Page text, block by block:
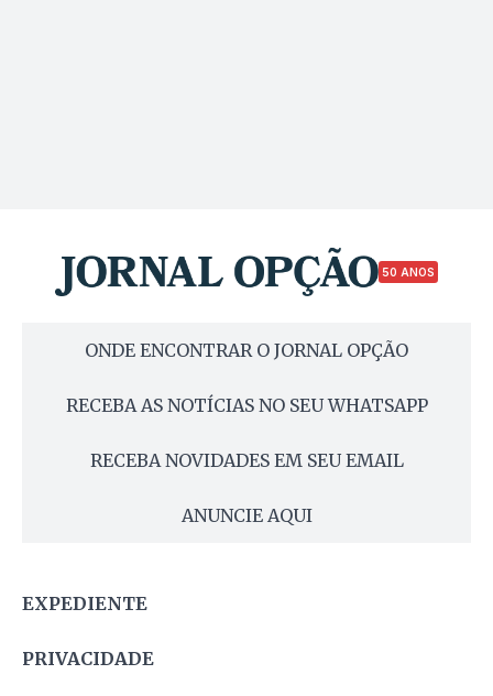
50 ANOS
ONDE ENCONTRAR O JORNAL OPÇÃO
RECEBA AS NOTÍCIAS NO SEU WHATSAPP
RECEBA NOVIDADES EM SEU EMAIL
ANUNCIE AQUI
EXPEDIENTE
PRIVACIDADE